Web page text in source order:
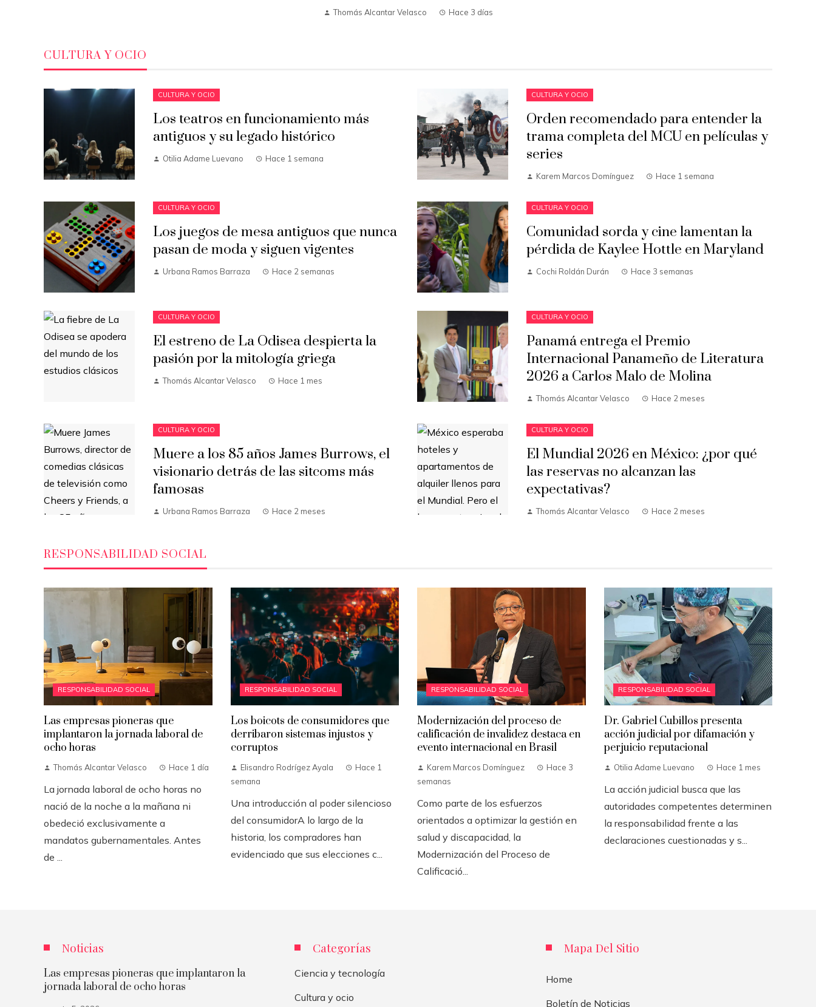
Thomás Alcantar Velasco Hace 3 días
CULTURA Y OCIO
CULTURA Y OCIO
Los teatros en funcionamiento más
antiguos y su legado histórico
Otilia Adame Luevano Hace 1 semana
CULTURA Y OCIO
Orden recomendado para entender la
trama completa del MCU en películas y
series
Karem Marcos Domínguez Hace 1 semana
CULTURA Y OCIO
Los juegos de mesa antiguos que nunca
pasan de moda y siguen vigentes
Urbana Ramos Barraza Hace 2 semanas
CULTURA Y OCIO
Comunidad sorda y cine lamentan la
pérdida de Kaylee Hottle en Maryland
Cochi Roldán Durán Hace 3 semanas
CULTURA Y OCIO
El estreno de La Odisea despierta la
pasión por la mitología griega
Thomás Alcantar Velasco Hace 1 mes
CULTURA Y OCIO
Panamá entrega el Premio
Internacional Panameño de Literatura
2026 a Carlos Malo de Molina
Thomás Alcantar Velasco Hace 2 meses
CULTURA Y OCIO
Muere a los 85 años James Burrows, el
visionario detrás de las sitcoms más
famosas
Urbana Ramos Barraza Hace 2 meses
CULTURA Y OCIO
El Mundial 2026 en México: ¿por qué
las reservas no alcanzan las
expectativas?
Thomás Alcantar Velasco Hace 2 meses
RESPONSABILIDAD SOCIAL
RESPONSABILIDAD SOCIAL
Las empresas pioneras que
implantaron la jornada laboral de
ocho horas
Thomás Alcantar Velasco Hace 1 día
La jornada laboral de ocho horas no
nació de la noche a la mañana ni
obedeció exclusivamente a
mandatos gubernamentales. Antes
de ...
RESPONSABILIDAD SOCIAL
Los boicots de consumidores que
derribaron sistemas injustos y
corruptos
Elisandro Rodrígez Ayala
Hace 1
semana
Una introducción al poder silencioso
del consumidorA lo largo de la
historia, los compradores han
evidenciado que sus elecciones c...
RESPONSABILIDAD SOCIAL
Modernización del proceso de
calificación de invalidez destaca en
evento internacional en Brasil
Karem Marcos Domínguez
Hace 3
semanas
Como parte de los esfuerzos
orientados a optimizar la gestión en
salud y discapacidad, la
Modernización del Proceso de
Calificació...
RESPONSABILIDAD SOCIAL
Dr. Gabriel Cubillos presenta
acción judicial por difamación y
perjuicio reputacional
Otilia Adame Luevano Hace 1 mes
La acción judicial busca que las
autoridades competentes determinen
la responsabilidad frente a las
declaraciones cuestionadas y s...
Noticias
Las empresas pioneras que implantaron la
jornada laboral de ocho horas
Categorías
Ciencia y tecnología
Cultura y ocio
Mapa Del Sitio
Home
Boletín de Noticias